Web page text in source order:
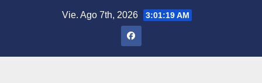
Vie. Ago 7th, 2026 3:01:19 AM